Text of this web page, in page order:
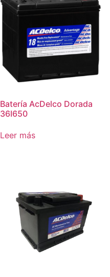
Batería AcDelco Dorada
36I650
Leer más